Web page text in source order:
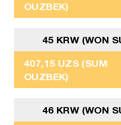
OUZBEK)
45 KRW (WON
407,15 UZS (SUM
OUZBEK)
46 KRW (WON